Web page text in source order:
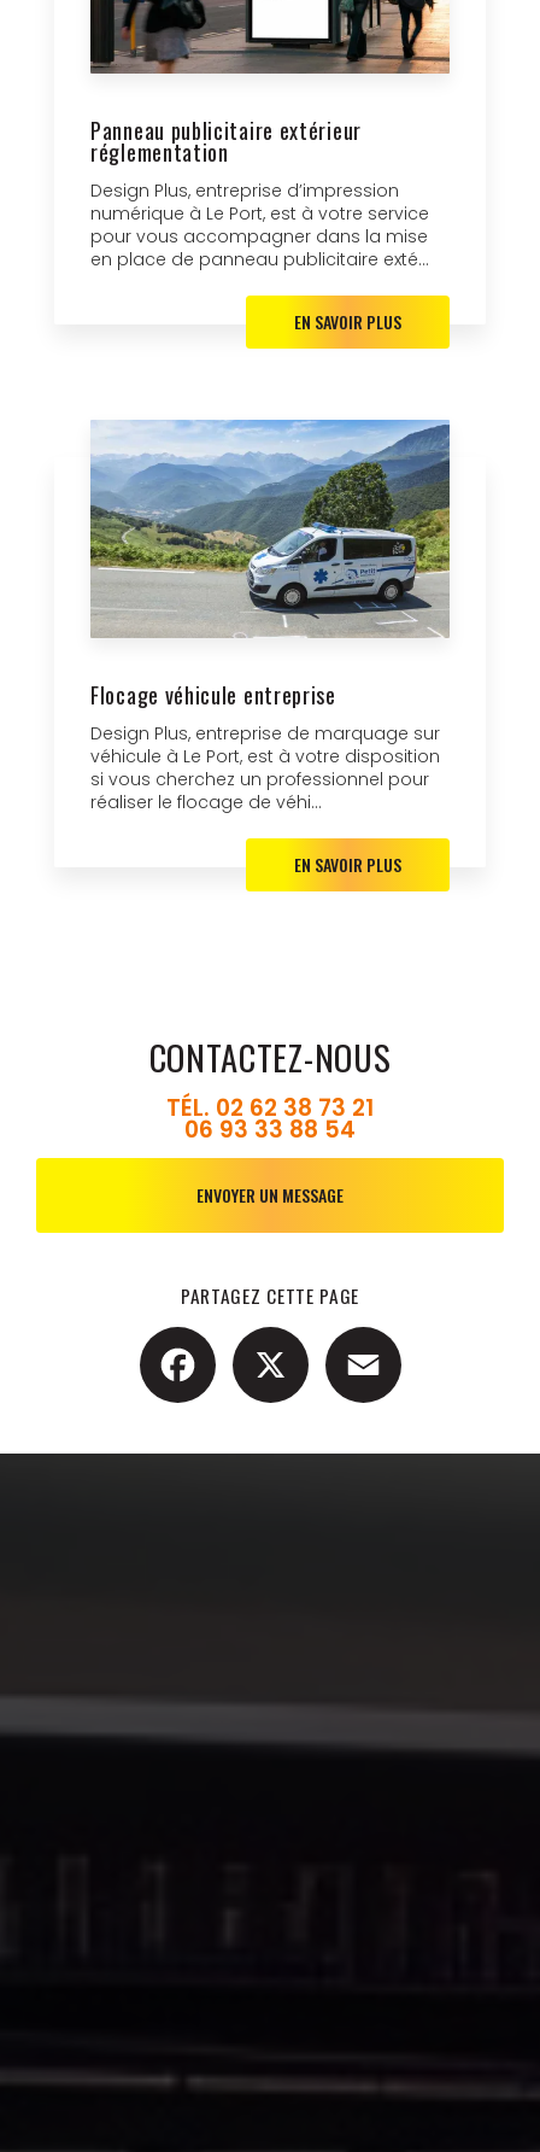
Panneau publicitaire extérieur
réglementation
Design Plus, entreprise d’impression
numérique à Le Port, est à votre service
pour vous accompagner dans la mise
en place de panneau publicitaire exté...
EN SAVOIR PLUS
Flocage véhicule entreprise
Design Plus, entreprise de marquage sur
véhicule à Le Port, est à votre disposition
si vous cherchez un professionnel pour
réaliser le flocage de véhi...
EN SAVOIR PLUS
CONTACTEZ-NOUS
TÉL. 02 62 38 73 21
06 93 33 88 54
ENVOYER UN MESSAGE
PARTAGEZ CETTE PAGE
Facebook